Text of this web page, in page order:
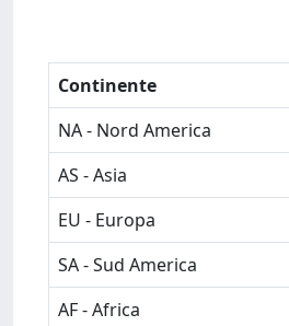
Continente
NA - Nord America
AS - Asia
EU - Europa
SA - Sud America
AF - Africa